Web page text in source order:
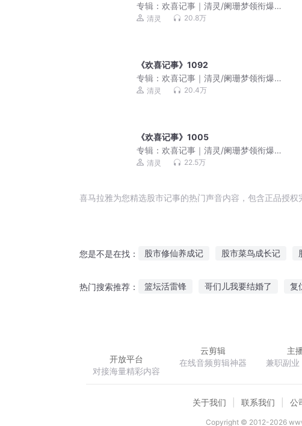
专辑： 欢喜记事｜清灵/阑珊梦领衔爆笑
多人有声剧
清灵 20.8万
《欢喜记事》1092
专辑： 欢喜记事｜清灵/阑珊梦领衔爆笑
多人有声剧
清灵 20.4万
《欢喜记事》1005
专辑： 欢喜记事｜清灵/阑珊梦领衔爆笑
多人有声剧
清灵 22.5万
喜马拉雅为您精选股市记事的热门声音内容，包含正品授
您是不是在找： 股市修仙养成记 股市菜鸟成长记
热门搜索推荐： 篮坛活雷锋 哥们儿我要结婚了 复
开放平台
对接海量精彩内容
云剪辑
在线音频剪辑神器
主
兼职副业
关于我们 联系我们 公
Copyright © 2012-2026